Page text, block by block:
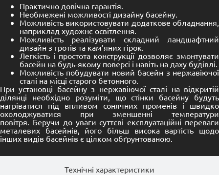
Технічні характеристики
Практично довічна гарантія.
Необмежені можливості дизайну басейну.
Можливість використовувати додаткове обладнання,
наприклад художнє освітлення.
Можливість реалізувати складний ландшафтний
дизайн з гротів та кам’яних гірок.
Легкість і простота конструкції дозволяє змонтувати
басейн на будь-якому поверсі і навіть на даху будівлі.
Можливість побудувати новий басейн з нержавіючої
сталі на місці старого бетонного.
При установці басейну з нержавіючої сталі на відкритій
ділянці необхідно розуміти, що стінки басейну будуть
нагріватися під впливом сонячних променів і швидко
охолоджуватися при зменшенні температури
повітря. Беручи до уваги суттєві експлуатаційні переваги
металевих басейнів, його більш висока вартість щодо
інших видів басейнів є цілком обґрунтованою.